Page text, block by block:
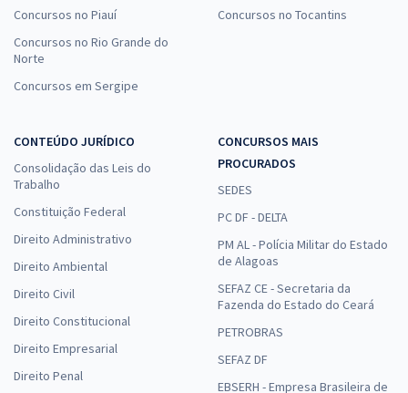
Concursos no Piauí
Concursos no Rio Grande do
Norte
Concursos em Sergipe
Concursos no Tocantins
CONTEÚDO JURÍDICO
Consolidação das Leis do
Trabalho
Constituição Federal
Direito Administrativo
Direito Ambiental
Direito Civil
Direito Constitucional
Direito Empresarial
Direito Penal
CONCURSOS MAIS
PROCURADOS
SEDES
PC DF - DELTA
PM AL - Polícia Militar do Estado
de Alagoas
SEFAZ CE - Secretaria da
Fazenda do Estado do Ceará
PETROBRAS
SEFAZ DF
EBSERH - Empresa Brasileira de